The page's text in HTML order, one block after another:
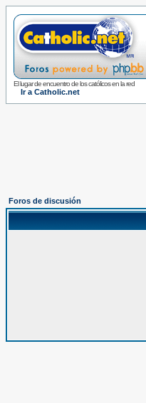
El lugar de encuentro de los católicos en la red
Ir a Catholic.net
Foros de discusión